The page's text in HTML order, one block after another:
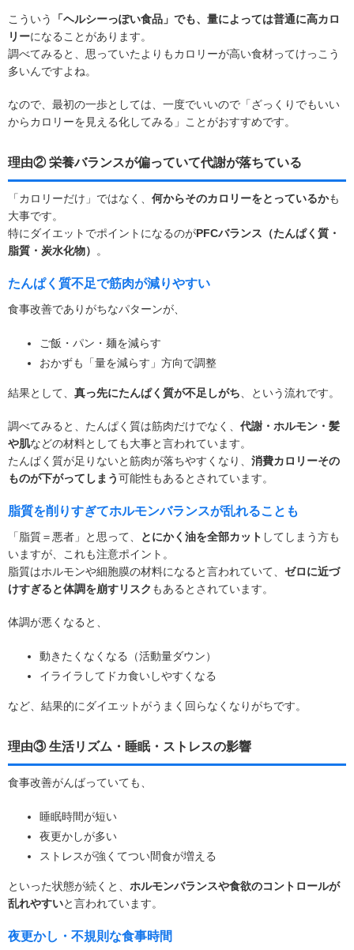
こういう
「ヘルシーっぽい食品」でも、量によっては普通に高カロ
リーになることがあります。
調べてみると、思っていたよりもカロリーが高い食材ってけっこう
多いんですよね。
なので、最初の一歩としては、 一度でいいので「ざっくりでもいい
からカロリーを見える化してみる」
ことがおすすめです。
理由② 栄養バランスが偏っていて代謝が落ちている
「カロリーだけ」ではなく、 何からそのカロリーをとっているかも
大事です。
特にダイエットでポイントになるのがPFCバランス（たんぱく質・
脂質・炭水化物）
。
たんぱく質不足で筋肉が減りやすい
食事改善でありがちなパターンが、
ご飯・パン・麺を減らす
おかずも「量を減らす」方向で調整
結果として、 真っ先にたんぱく質が不足しがち 、という流れです。
調べてみると、たんぱく質は筋肉だけでなく、 代謝・ホルモン・髪
や肌などの材料としても大事と言われています。
たんぱく質が足りないと筋肉が落ちやすくなり、 消費カロリーその
ものが下がってしまう可能性もあるとされています。
脂質を削りすぎてホルモンバランスが乱れることも
「脂質＝悪者」と思って、 とにかく油を全部カット してしまう方も
いますが、これも注意ポイント。
脂質はホルモンや細胞膜の材料になると言われていて、 ゼロに近づ
けすぎると体調を崩すリスク もあるとされています。
体調が悪くなると、
動きたくなくなる（活動量ダウン）
イライラしてドカ食いしやすくなる
など、結果的にダイエットがうまく回らなくなりがちです。
理由③ 生活リズム・睡眠・ストレスの影響
食事改善がんばっていても、
睡眠時間が短い
夜更かしが多い
ストレスが強くてつい間食が増える
といった状態が続くと、 ホルモンバランスや食欲のコントロールが
乱れやすいと言われています。
夜更かし・不規則な食事時間